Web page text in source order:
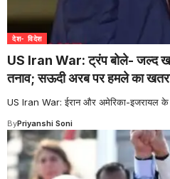
देश- विदेश
US Iran War: ट्रंप बोले- जल्द
तनाव; सऊदी अरब पर हमले का
US Iran War: ईरान और अमेरिका-इजरायल के
ByPriyanshi Soni